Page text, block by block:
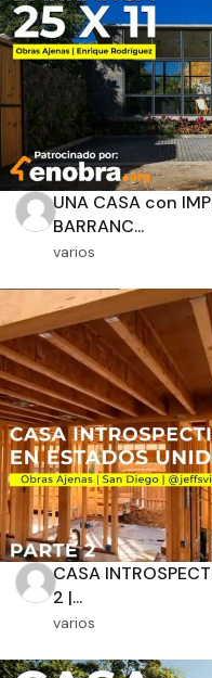
UNA CASA con
BARRANC...
varios
CASA
2 |...
varios